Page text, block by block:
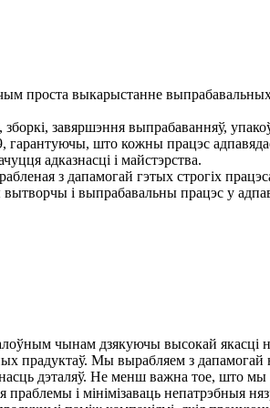
проста выкарыстанне
завяршэння выпрабаванняў,
што кожны працэс
адказнасці і майстэрства.
з дапамогай гэтых строгіх
і выпрабавальны працэс у
чынам дзякуючы высокай
прадуктаў. Мы вырабляем з дапамогай
дэталяў. Не менш важна тое, што
і мінімізаваць непатрэбныя